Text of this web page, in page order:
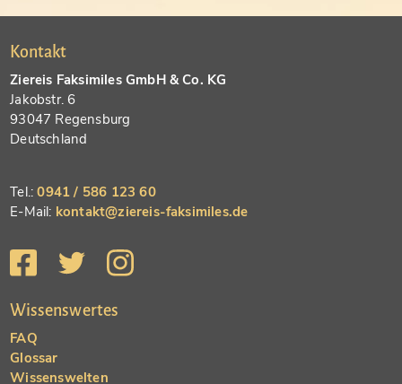
Kontakt
Ziereis Faksimiles GmbH & Co. KG
Jakobstr. 6
93047 Regensburg
Deutschland
Tel.:0941 / 586 123 60
E-Mail: kontakt@ziereis-faksimiles.de
Wissenswertes
FAQ
Glossar
Wissenswelten